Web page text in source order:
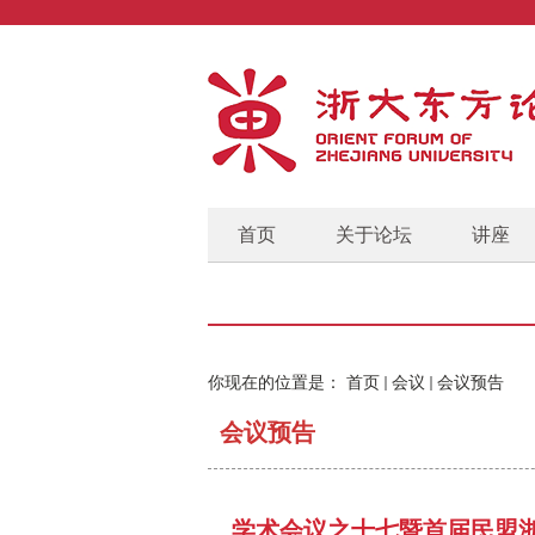
首页 关于论坛 讲座
你现在的位置是： 首页 会议 会议预告
会议预告